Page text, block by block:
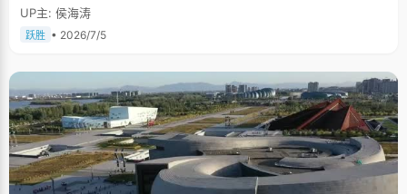
UP主: 侯海涛
跃胜 • 2026/7/5